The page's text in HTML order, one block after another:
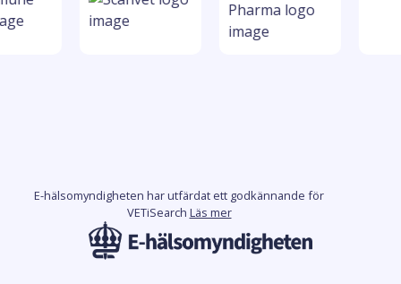
E-hälsomyndigheten har utfärdat ett godkännande för
VETiSearch Läs mer